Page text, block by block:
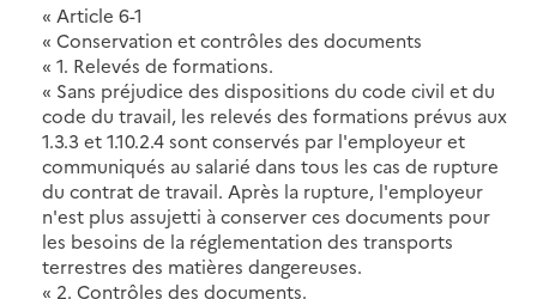
« Article 6-1
« Conservation et contrôles des documents
« 1. Relevés de formations.
« Sans préjudice des dispositions du code civil et du
code du travail, les relevés des formations prévus aux
1.3.3 et 1.10.2.4 sont conservés par l'employeur et
communiqués au salarié dans tous les cas de rupture
du contrat de travail. Après la rupture, l'employeur
n'est plus assujetti à conserver ces documents pour
les besoins de la réglementation des transports
terrestres des matières dangereuses.
« 2. Contrôles des documents.